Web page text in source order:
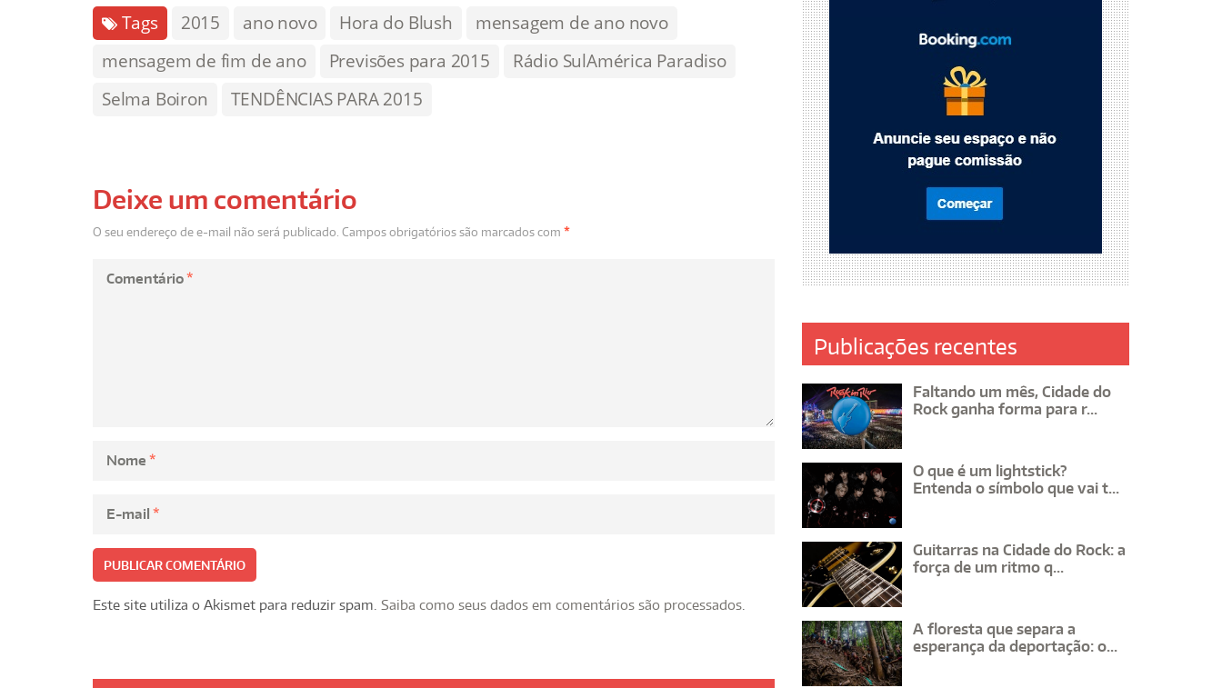
Tags 2015 ano novo Hora do Blush
mensagem de ano novo
mensagem de fim de ano
Previsões para 2015
Rádio SulAmérica Paradiso
Selma Boiron
TENDÊNCIAS PARA 2015
Deixe um comentário
O seu endereço de e-mail não será publicado. Campos obrigatórios são marcados com *
Comentário*
Nome *
E-mail *
Este site utiliza o Akismet para reduzir spam. Saiba como seus dados em comentários são processados.
Publicações recentes
Faltando um mês, Cidade do
Rock ganha forma para r...
O que é um lightstick?
Entenda o símbolo que vai t...
Guitarras na Cidade do Rock: a
força de um ritmo q...
A floresta que separa a
esperança da deportação: o...